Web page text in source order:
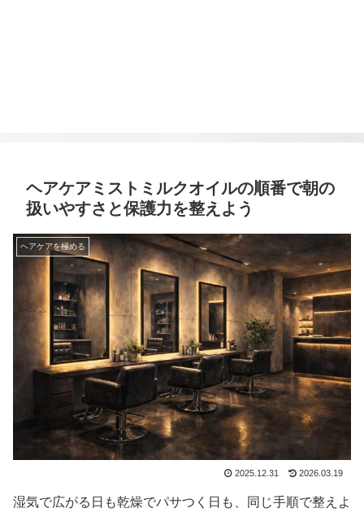
ヘアケアミストミルクオイルの順番で朝の
扱いやすさと保護力を整えよう
ヘアケアを極める
2025.12.31 2026.03.19
湿気で広がる日も乾燥でパサつく日も、同じ手順で整えよ